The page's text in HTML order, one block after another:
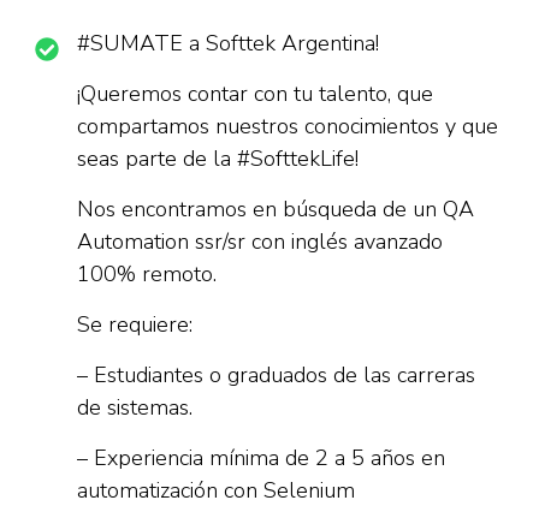
#SUMATE a Softtek Argentina!
¡Queremos contar con tu talento, que
compartamos nuestros conocimientos y que
seas parte de la #SofttekLife!
Nos encontramos en búsqueda de un QA
Automation ssr/sr con inglés avanzado
100% remoto.
Se requiere:
– Estudiantes o graduados de las carreras
de sistemas.
– Experiencia mínima de 2 a 5 años en
automatización con Selenium